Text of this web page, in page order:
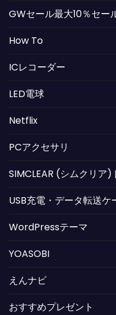
GWセール最大10％セー
How To
ICレコーダー
LED電球
Netflix
PCアクセサリ
SIMCLEAR (シムクリア)
USB充電・データ転送ケ
WordPressテーマ
YOASOBI
えんナビ
おすすめプレゼント